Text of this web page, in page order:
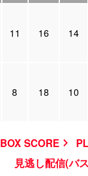
11 16 14
8 18 10
BOX SCORE
見逃し配信(バ